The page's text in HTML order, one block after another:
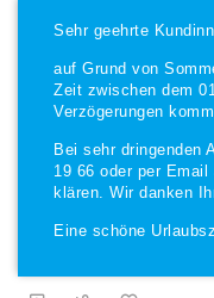
Sehr geehrte
auf Grund von
Zeit zwischen dem
Verzögerungen
Bei sehr dringenden
19 66 oder per Email
klären. Wir danken
Eine schöne